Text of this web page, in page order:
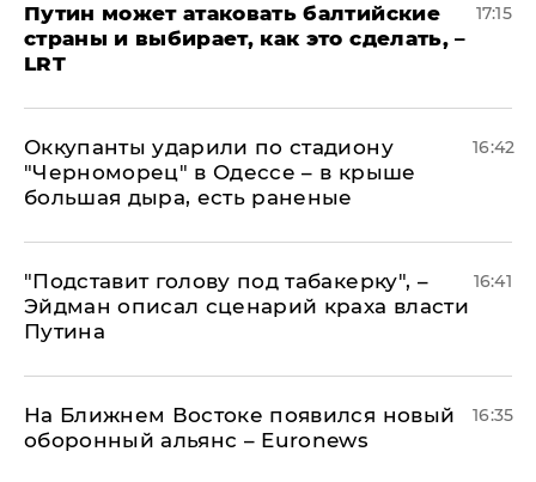
Путин может атаковать балтийские
страны и выбирает, как это сделать, –
LRT
17:15
Оккупанты ударили по стадиону
"Черноморец" в Одессе – в крыше
большая дыра, есть раненые
16:42
​"Подставит голову под табакерку", –
Эйдман описал сценарий краха власти
Путина
16:41
На Ближнем Востоке появился новый
оборонный альянс – Euronews
16:35